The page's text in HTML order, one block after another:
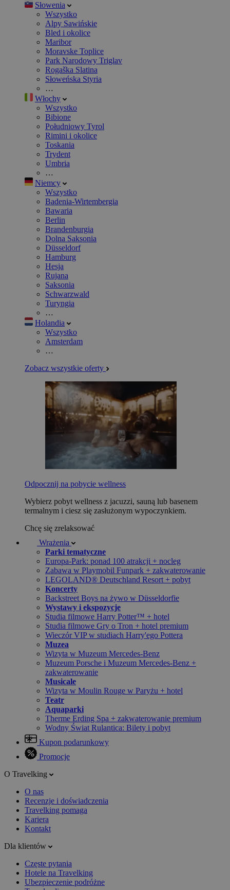
Słowenia
Wszystko
Alpy Sawińskie
Bled i okolice
Maribor
Moravske Toplice
Park Narodowy Triglav
Rogaška Slatina
Słoweńska Styria
…
Włochy
Wszystko
Bibione
Południowy Tyrol
Rimini i okolice
Toskania
Trydent
Umbria
…
Niemcy
Wszystko
Badenia-Wirtembergia
Bawaria
Berlin
Brandenburgia
Dolna Saksonia
Düsseldorf
Hamburg
Hesja
Rujana
Saksonia
Schwarzwald
Turyngia
…
Holandia
Wszystko
Amsterdam
…
Zobacz wszystkie oferty
Odpocznij na pobycie wellness
Wybierz pobyt wellness z jacuzzi, sauną lub basenem
termalnym i ciesz się zasłużonym wypoczynkiem.
Chcę się zrelaksować
Wrażenia
Parki tematyczne
Europa-Park: ponad 100 atrakcji + nocleg
Zabawa w Playmobil Funpark + zakwaterowanie
LEGOLAND® Deutschland Resort + pobyt
Koncerty
Backstreet Boys na żywo w Düsseldorfie
Wystawy i ekspozycje
Studia filmowe Harry Potter™ + hotel
Studia filmowe Gry o Tron + hotel premium
Wieczór VIP w studiach Harry'ego Pottera
Muzea
Wizyta w Muzeum Mercedes-Benz
Muzeum Porsche i Muzeum Mercedes-Benz +
zakwaterowanie
Musicale
Wizyta w Moulin Rouge w Paryżu + hotel
Teatr
Aquaparki
Therme Erding Spa + zakwaterowanie premium
Wodny Świat Rulantica: Bilety i pobyt
Kupon podarunkowy
Promocje
O Travelking
O nas
Recenzje i doświadczenia
Travelking pomaga
Kariera
Kontakt
Dla klientów
Częste pytania
Hotele na Travelking
Ubezpieczenie podróżne